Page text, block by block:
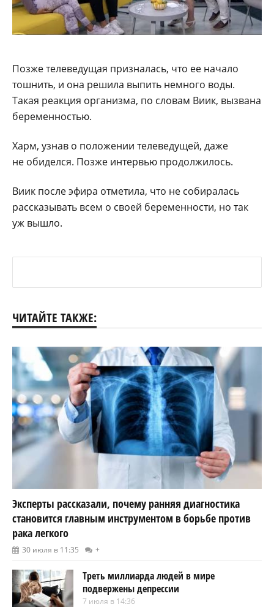
Позже телеведущая призналась, что ее начало
тошнить, и она решила выпить немного воды.
Такая реакция организма, по словам Виик, вызвана
беременностью.
Харм, узнав о положении телеведущей, даже
не обиделся. Позже интервью продолжилось.
Виик после эфира отметила, что не собиралась
рассказывать всем о своей беременности, но так
уж вышло.
ЧИТАЙТЕ ТАКЖЕ:
Эксперты рассказали, почему ранняя диагностика
становится главным инструментом в борьбе против
рака легкого
30 июля в 11:35 +
Треть миллиарда людей в мире
подвержены депрессии
7 июля в 14:36